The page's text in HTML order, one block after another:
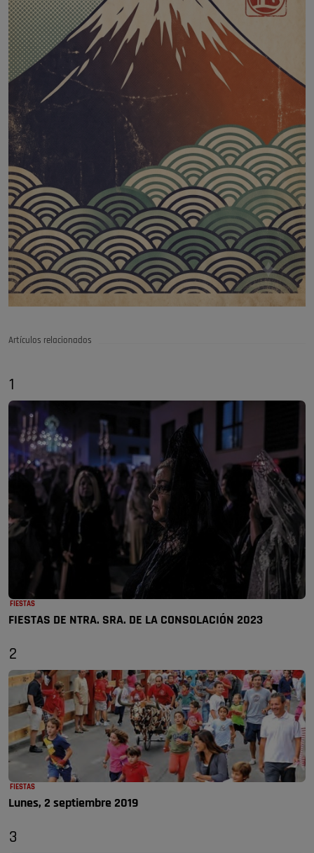
Artículos relacionados
1
FIESTAS
FIESTAS DE NTRA. SRA. DE LA CONSOLACIÓN 2023
2
FIESTAS
Lunes, 2 septiembre 2019
3